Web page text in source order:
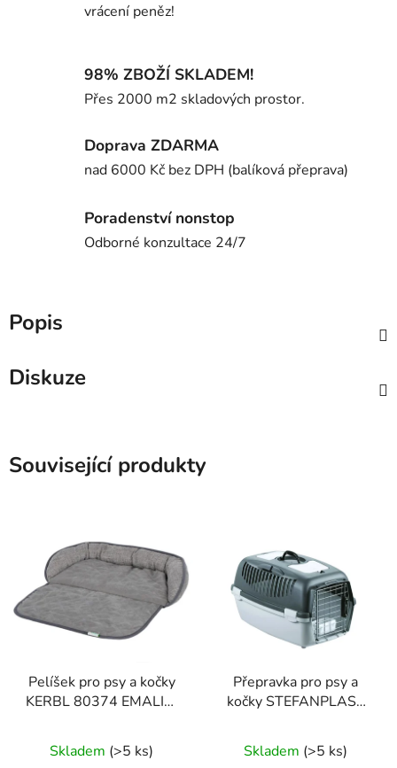
vrácení peněz!
98% ZBOŽÍ SKLADEM!
Přes 2000 m2 skladových prostor.
Doprava ZDARMA
nad 6000 Kč bez DPH (balíková přeprava)
Poradenství nonstop
Odborné konzultace 24/7
Popis
Diskuze
Související produkty
Pelíšek pro psy a kočky
KERBL 80374 EMALIA,
Skladem (>5 ks)
Přepravka pro psy a
kočky STEFANPLAST
61x40x38cm
Skladem (>5 ks)